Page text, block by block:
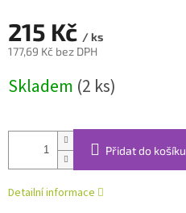
215 Kč / ks
177,69 Kč bez DPH
cena:
Skladem (2 ks)
Přidat do košíku
Detailní informace